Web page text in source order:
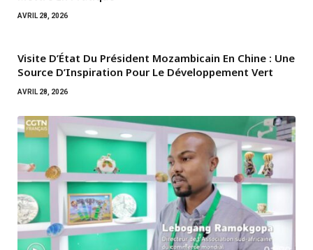
AVRIL 28, 2026
Visite D’État Du Président Mozambicain En Chine : Une
Source D’Inspiration Pour Le Développement Vert
AVRIL 28, 2026